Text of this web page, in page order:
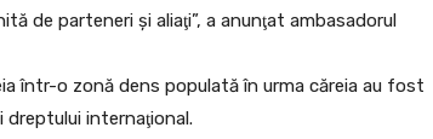
de parteneri şi aliaţi”, a anunţat ambasadorul
într-o zonă dens populată în urma căreia au fost
dreptului internaţional.